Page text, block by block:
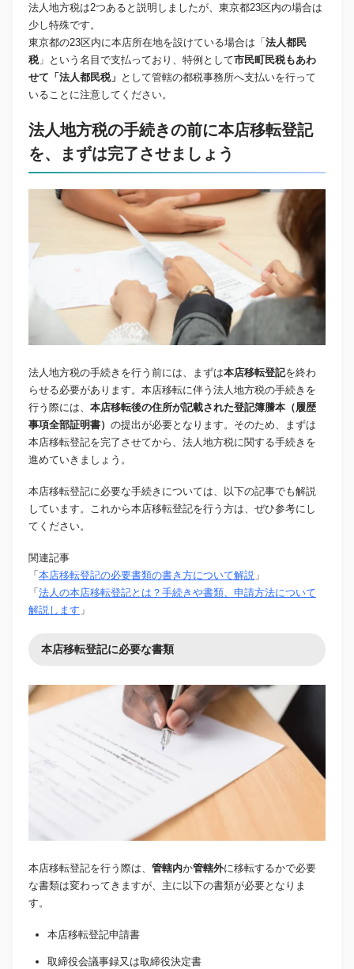
法人地方税は2つあると説明しましたが、東京都23区内の場合は
少し特殊です。
東京都の23区内に本店所在地を設けている場合は「法人都民
税」という名目で支払っており、特例として市民町民税もあわ
せて「法人都民税」 として管轄の都税事務所へ支払いを行って
いることに注意してください。
法人地方税の手続きの前に本店移転登記
を、まずは完了させましょう
法人地方税の手続きを行う前には、まずは本店移転登記を終わ
らせる必要があります。本店移転に伴う法人地方税の手続きを
行う際には、 本店移転後の住所が記載された登記簿謄本（履歴
事項全部証明書） の提出が必要となります。そのため、まずは
本店移転登記を完了させてから、法人地方税に関する手続きを
進めていきましょう。
本店移転登記に必要な手続きについては、以下の記事でも解説
しています。これから本店移転登記を行う方は、ぜひ参考にし
てください。
関連記事
「 本店移転登記の必要書類の書き方について解説 」
「 法人の本店移転登記とは？手続きや書類、申請方法について
解説します 」
本店移転登記に必要な書類
本店移転登記を行う際は、 管轄内か管轄外に移転するかで必要
な書類は変わってきますが、主に以下の書類が必要となりま
す。
本店移転登記申請書
取締役会議事録又は取締役決定書